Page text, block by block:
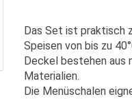
Das Set ist praktisch
Speisen von bis zu
Deckel bestehen aus
Materialien.
Die Menüschalen